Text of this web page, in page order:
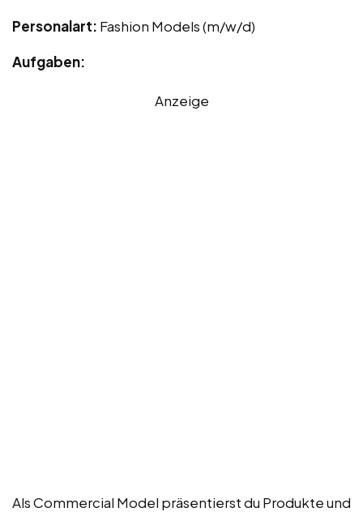
Personalart: Fashion Models (m/w/d)
Aufgaben:
Anzeige
Als Commercial Model präsentierst du Produkte und